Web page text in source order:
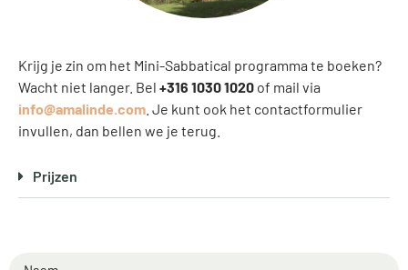
Krijg je zin om het Mini-Sabbatical programma te boeken?
Wacht niet langer. Bel +316 1030 1020 of mail via
info@amalinde.com . Je kunt ook het contactformulier
invullen, dan bellen we je terug.
Prijzen